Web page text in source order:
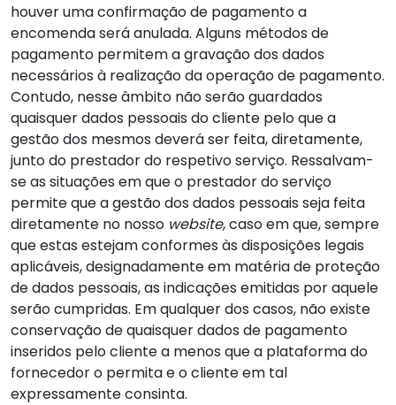
houver uma confirmação de pagamento a
encomenda será anulada. Alguns métodos de
pagamento permitem a gravação dos dados
necessários à realização da operação de pagamento.
Contudo, nesse âmbito não serão guardados
quaisquer dados pessoais do cliente pelo que a
gestão dos mesmos deverá ser feita, diretamente,
junto do prestador do respetivo serviço. Ressalvam-
se as situações em que o prestador do serviço
permite que a gestão dos dados pessoais seja feita
diretamente no nosso website, caso em que, sempre
que estas estejam conformes às disposições legais
aplicáveis, designadamente em matéria de proteção
de dados pessoais, as indicações emitidas por aquele
serão cumpridas. Em qualquer dos casos, não existe
conservação de quaisquer dados de pagamento
inseridos pelo cliente a menos que a plataforma do
fornecedor o permita e o cliente em tal
expressamente consinta.